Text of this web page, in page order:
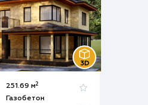
251.69 м2
Газобетон